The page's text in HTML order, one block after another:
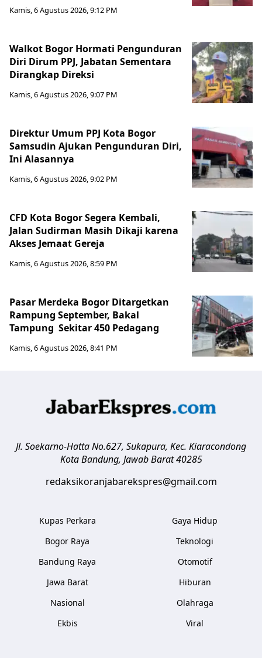
Kamis, 6 Agustus 2026, 9:12 PM
Walkot Bogor Hormati Pengunduran
Diri Dirum PPJ, Jabatan Sementara
Dirangkap Direksi
Kamis, 6 Agustus 2026, 9:07 PM
Direktur Umum PPJ Kota Bogor
Samsudin Ajukan Pengunduran Diri,
Ini Alasannya
Kamis, 6 Agustus 2026, 9:02 PM
CFD Kota Bogor Segera Kembali,
Jalan Sudirman Masih Dikaji karena
Akses Jemaat Gereja
Kamis, 6 Agustus 2026, 8:59 PM
Pasar Merdeka Bogor Ditargetkan
Rampung September, Bakal
Tampung Sekitar 450 Pedagang
Kamis, 6 Agustus 2026, 8:41 PM
Jl. Soekarno-Hatta No.627, Sukapura, Kec. Kiaracondong
Kota Bandung, Jawab Barat 40285
redaksikoranjabarekspres@gmail.com
Kupas Perkara
Bogor Raya
Bandung Raya
Jawa Barat
Nasional
Ekbis
Gaya Hidup
Teknologi
Otomotif
Hiburan
Olahraga
Viral